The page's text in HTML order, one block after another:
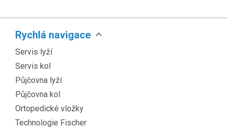
Rychlá navigace expand_more
Servis lyží
Servis kol
Půjčovna lyží
Půjčovna kol
Ortopedické vložky
Technologie Fischer